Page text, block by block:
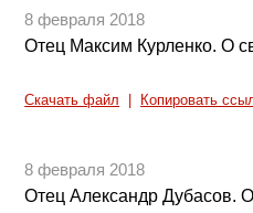
8 февраля 2018
Отец Максим Курленко. О
Скачать файл Копировать
8 февраля 2018
Отец Александр Дубасов.